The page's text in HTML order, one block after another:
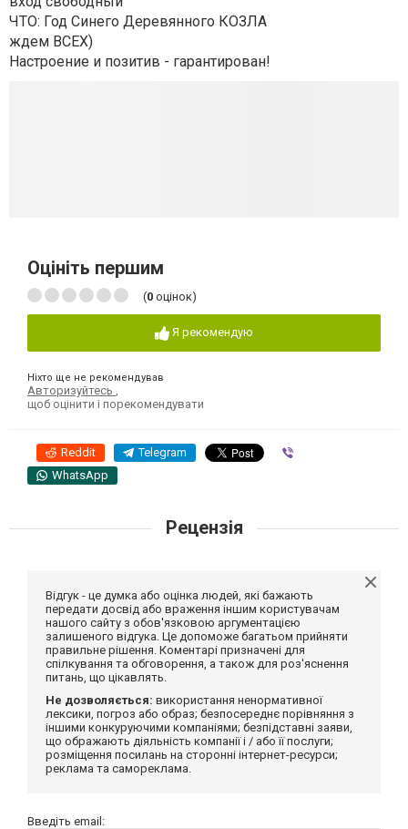
ЧТО: Год Синего Деревянного КОЗЛА
ждем ВСЕХ)
Настроение и позитив - гарантирован!
Оцініть першим
(0 оцінок)
Я рекомендую
Ніхто ще не рекомендував
Авторизуйтесь
щоб оцінити і порекомендувати
Reddit Telegram
WhatsApp
Рецензія
Відгук - це думка або оцінка людей, які бажають
передати досвід або враження іншим користувачам
нашого сайту з обов'язковою аргументацією
залишеного відгука. Це допоможе багатьом прийняти
правильне рішення. Коментарі призначені для
спілкування та обговорення, а також для роз'яснення
питань, що цікавлять.
Не дозволяється: використання ненормативної
лексики, погроз або образ; безпосереднє порівняння з
іншими конкуруючими компаніями; безпідставні заяви,
що ображають діяльність компанії і / або її послуги;
розміщення посилань на сторонні інтернет-ресурси;
реклама та самореклама.
Введіть email: